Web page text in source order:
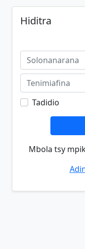
Hiditra
Tadidio
Mbola tsy